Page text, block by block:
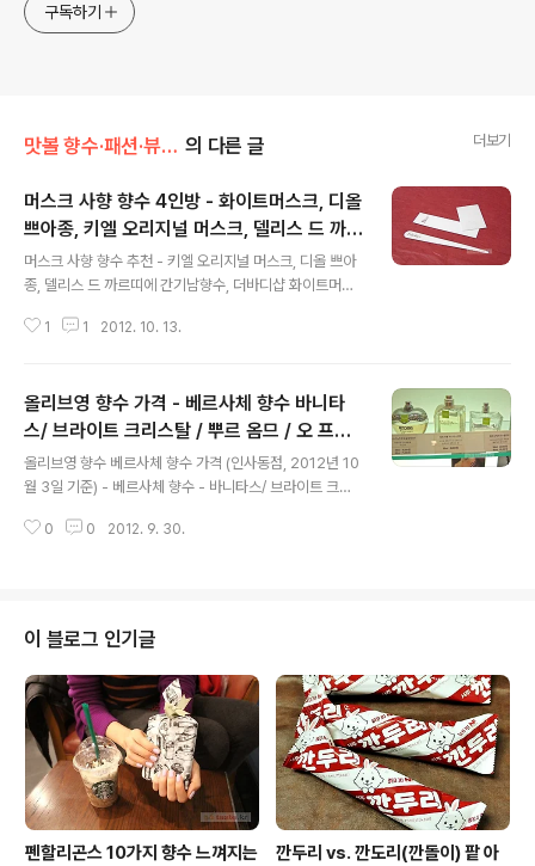
구독하기
맛볼 향수·패션·뷰티/향수 의 다른 글 더보기
머스크 사향 향수 4인방 - 화이트머스크, 디올
쁘아종, 키엘 오리지널 머스크, 델리스 드 까르
띠에
머스크 사향 향수 추천 - 키엘 오리지널 머스크, 디올 쁘아
종, 델리스 드 까르띠에 간기남향수, 더바디샵 화이트머스
디올 쁘아종, 김윤아 화이트머스크, 디올 쁘아종 가격 상단
종, 키엘 오리지널 머스크 향수 시향지. 머스크 향취를 듬뿌
악 담고 있는 향수 4종 간략 리뷰. 좌측부터 - 쁘아종 (Poi
son 1985) - 조향사 Edouard Flechier 퓨어 쁘아종 (P
ure Poison 2004) - 조향사 Carlos Benaim, Olivier
Polge, Dominique Ropion 이프노틱 쁘아종 (Hypnot
ic Po..
1 1 2012. 10. 13.
올리브영 향수 가격 - 베르사체 향수 바니타
스/ 브라이트 크리스탈 / 뿌르 옴므 / 오 프레
쉬 맨 30ml, 50ml 시향
올리브영 향수 베르사체 향수 가격 (인사동점, 2012년 10
월 3일 기준) - 베르사체 향수 - 바니타스/ 브라이트 크리
르사체 향수 파는 곳, 시향할 수 있는 곳 (GS왓슨스 향수
사체 브라이트 크리스탈 EDP 30ml 45,000원(2012년
10월 7일까지 39,000원 세일) / 50ml 69,000원 베르
사체 베리상스 30ml 46,000원 / 50ml 72,000원 베르
사체 뿌르 옴므 30ml 47,000원 / 50ml 67,000원 베르
사체 오..
0 0 2012. 9. 30.
이 블로그 인기글
펜할리곤스 10가지 향수 느껴지는
깐두리 vs. 깐도리(깐돌이) 팥 아